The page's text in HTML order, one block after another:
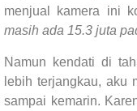
menjual kamera ini
masih ada 15.3 juta
Namun kendati di
lebih terjangkau, aku
sampai kemarin.